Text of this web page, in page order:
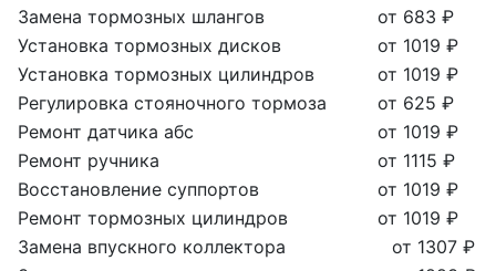
Замена тормозных шлангов
от 683 ₽
Установка тормозных дисков
от 1019 ₽
Установка тормозных цилиндров
от 1019 ₽
Регулировка стояночного тормоза
от 625 ₽
Ремонт датчика абс
от 1019 ₽
Ремонт ручника
от 1115 ₽
Восстановление суппортов
от 1019 ₽
Ремонт тормозных цилиндров
от 1019 ₽
Замена впускного коллектора
от 1307 ₽